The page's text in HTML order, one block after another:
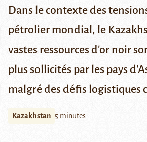
Dans le contexte des
pétrolier mondial, le
vastes ressources d'or noir
plus sollicités par les pays
malgré des défis logistiques
Kazakhstan 5 minutes